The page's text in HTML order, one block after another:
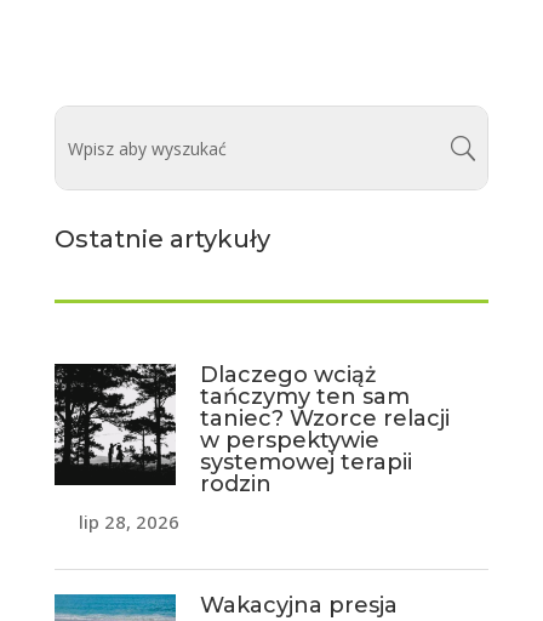
Ostatnie artykuły
Dlaczego wciąż
tańczymy ten sam
taniec? Wzorce relacji
w perspektywie
systemowej terapii
rodzin
lip 28, 2026
Wakacyjna presja